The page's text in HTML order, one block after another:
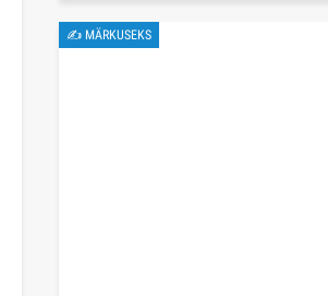
✍ MÄRKUSEKS